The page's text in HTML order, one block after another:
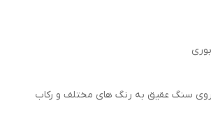
روی سنگ عقیق به رنگ های مختلف و رکاب